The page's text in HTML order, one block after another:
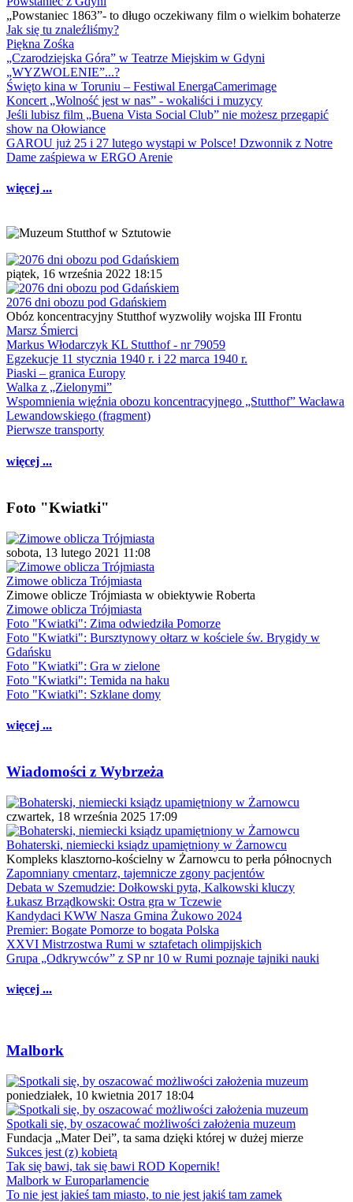
„Powstaniec 1863”- to długo oczekiwany film o wielkim bohaterze
Jak się tu znaleźliśmy?
Piękna Zośka
„Czarodziejska Góra” w Teatrze Miejskim w Gdyni
„WYZWOLENIE”...?
Święto kina w Toruniu – Festiwal EnergaCamerimage
Koncert „Wolność jest w nas” - wokaliści i muzycy
Jeśli lubisz film „Buena Vista Social Club” nie możesz przegapić
show na Ołowiance
GAROU już 25 i 27 lutego wystąpi w Polsce! Dzwonnik z Notre
Dame zaśpiewa w ERGO Arenie
więcej ...
piątek, 16 września 2022 18:15
2076 dni obozu pod Gdańskiem
Obóz koncentracyjny Stutthof wyzwoliły wojska III Frontu
Marsz Śmierci
Markus Włodarczyk KL Stutthof - nr 79059
Egzekucje 11 stycznia 1940 r. i 22 marca 1940 r.
Piaski – granica Europy
Walka z „Zielonymi”
Wspomnienia więźnia obozu koncentracyjnego „Stutthof” Wacława
Lewandowskiego (fragment)
Pierwsze transporty
więcej ...
Foto "Kwiatki"
sobota, 13 lutego 2021 11:08
Zimowe oblicza Trójmiasta
Zimowe oblicze Trójmiasta w obiektywie Roberta
Zimowe oblicza Trójmiasta
Foto "Kwiatki": Zima odwiedziła Pomorze
Foto "Kwiatki": Bursztynowy ołtarz w kościele św. Brygidy w
Gdańsku
Foto "Kwiatki": Gra w zielone
Foto "Kwiatki": Temida na haku
Foto "Kwiatki": Szklane domy
więcej ...
Wiadomości z Wybrzeża
czwartek, 18 września 2025 17:09
Bohaterski, niemiecki ksiądz upamiętniony w Żarnowcu
Kompleks klasztorno-kościelny w Żarnowcu to perła północnych
Zapomniany cmentarz, tajemnicze zgony pacjentów
Debata w Szemudzie: Dołkowski pyta, Kalkowski kluczy
Łukasz Brządkowski: Ostra gra w Tczewie
Kandydaci KWW Nasza Gmina Żukowo 2024
Premier: Bogate Pomorze to bogata Polska
XXVI Mistrzostwa Rumi w sztafetach olimpijskich
Grupa „Odkrywców” z SP nr 10 w Rumi poznaje tajniki nauki
więcej ...
Malbork
poniedziałek, 10 kwietnia 2017 18:04
Spotkali się, by oszacować możliwości założenia muzeum
Fundacja „Mater Dei”, ta sama dzięki której w dużej mierze
Sukces jest (z) kobietą
Tak się bawi, tak się bawi ROD Kopernik!
Malbork w Europarlamencie
To nie jest jakieś tam miasto, to nie jest jakiś tam zamek